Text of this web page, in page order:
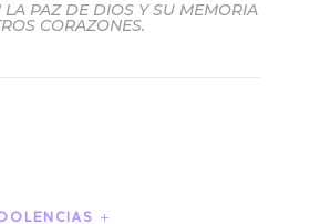
LA PAZ DE DIOS Y SU MEMORIA
CORAZONES.